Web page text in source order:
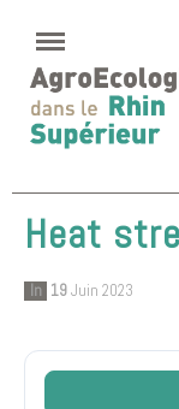
Heat
In 19Juin 2023